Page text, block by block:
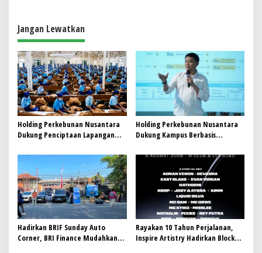
a
s
i
p
o
s
Jangan Lewatkan
Holding Perkebunan Nusantara
Dukung Penciptaan Lapangan
Pekerja di Pabrik Tembakau
Holding Perkebunan Nusantara
Dukung Kampus Berbasis
Jadi Mahasiswa Angkatan
Pertama Magister ITSI
Hadirkan BRIF Sunday Auto
Corner, BRI Finance Mudahkan
Rayakan 10 Tahun Perjalanan,
Inspire Artistry Hadirkan Block